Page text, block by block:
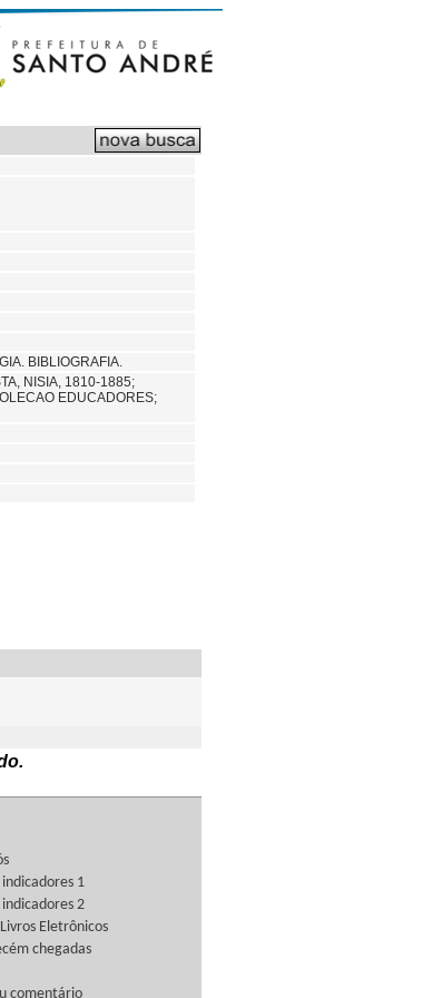
BIBLIOGRAFIA.
NISIA, 1810-1885;
EDUCADORES;
1
2
Eletrônicos
chegadas
comentário